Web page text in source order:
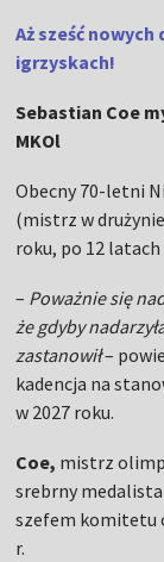
Aż sześć
igrzyskach!
Sebastian Coe
MKOl
Obecny 70-letni
(mistrz w
roku, po 12
– Poważnie się
że gdyby
zastanowił–
kadencja na
w 2027 roku.
Coe, mistrz
srebrny medalista
szefem komitetu
r.